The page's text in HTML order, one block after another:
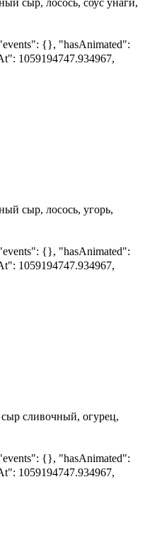
{}, "hasAnimated":
1059194747.934967,
сыр, лосось, угорь,
{}, "hasAnimated":
1059194747.934967,
сливочный, огурец,
{}, "hasAnimated":
1059194747.934967,